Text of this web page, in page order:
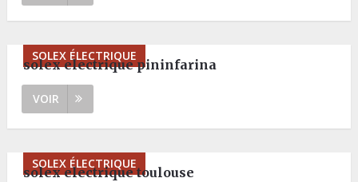
SOLEX ÉLECTRIQUE
solex electrique pininfarina
VOIR
SOLEX ÉLECTRIQUE
solex electrique toulouse